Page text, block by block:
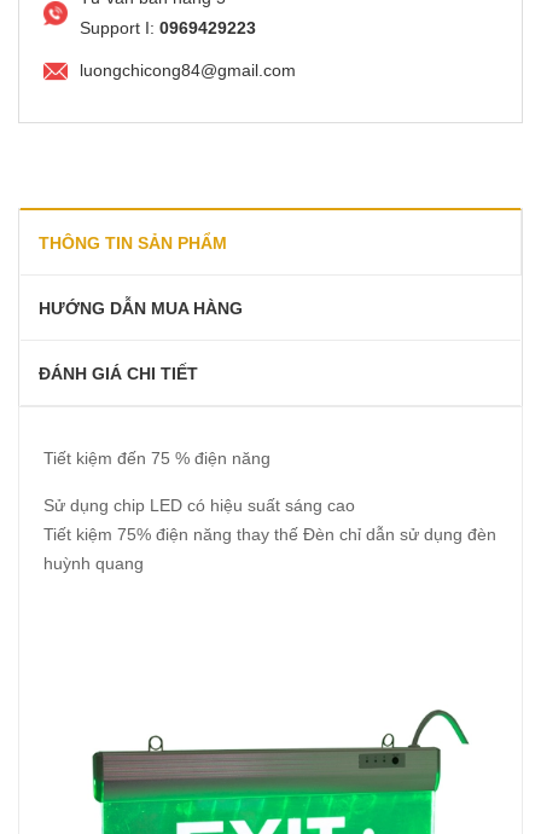
Support I: 0969429223
luongchicong84@gmail.com
THÔNG TIN SẢN PHẨM
HƯỚNG DẪN MUA HÀNG
ĐÁNH GIÁ CHI TIẾT
Tiết kiệm đến 75 % điện năng
Sử dụng chip LED có hiệu suất sáng cao
Tiết kiệm 75% điện năng thay thế Đèn chỉ dẫn sử dụng đèn
huỳnh quang